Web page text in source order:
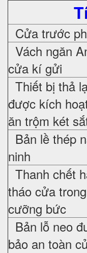
Cửa trước
Vách ngăn
cửa kí gửi
Thiết bị thả
được kích
ăn trộm két
Bản lề thép
ninh
Thanh chết
tháo cửa
cưỡng bức
Bản lỗ neo
bảo an toàn